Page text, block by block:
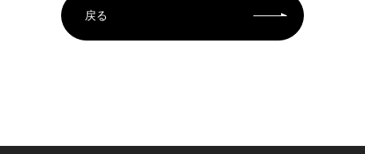
戻る